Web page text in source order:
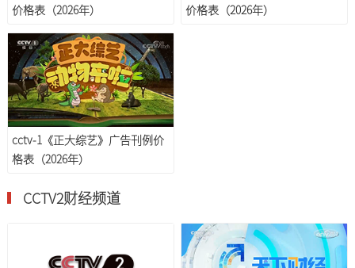
价格表（2026年）
价格表（2026年）
cctv-1《正大综艺》广告刊例价
格表（2026年）
CCTV2财经频道